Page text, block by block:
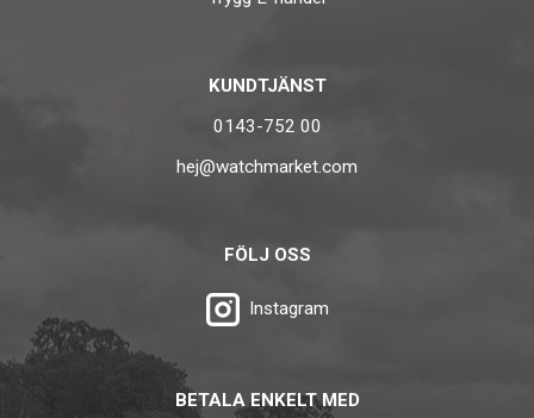
KUNDTJÄNST
0143-752 00
hej@watchmarket.com
FÖLJ OSS
Instagram
BETALA ENKELT MED